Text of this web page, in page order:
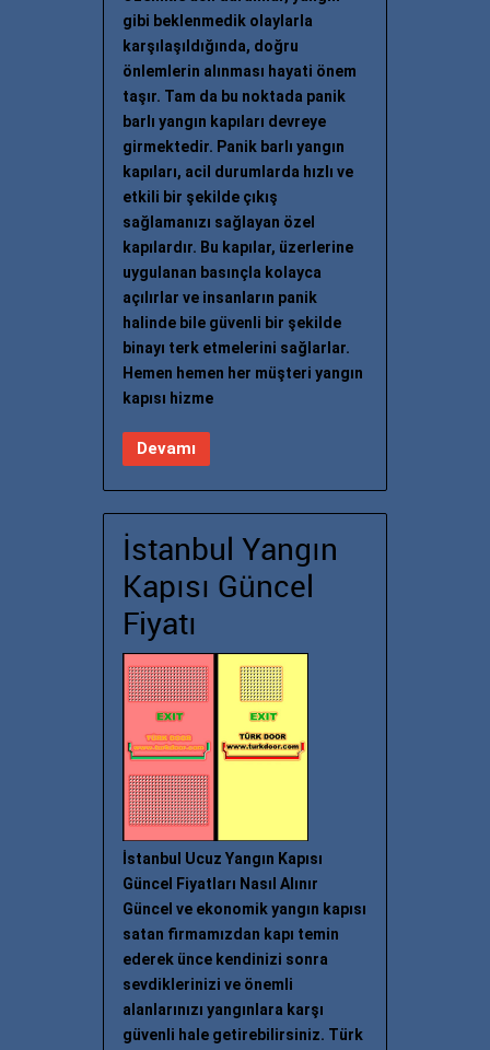
gibi beklenmedik olaylarla
karşılaşıldığında, doğru
önlemlerin alınması hayati önem
taşır. Tam da bu noktada panik
barlı yangın kapıları devreye
girmektedir. Panik barlı yangın
kapıları, acil durumlarda hızlı ve
etkili bir şekilde çıkış
sağlamanızı sağlayan özel
kapılardır. Bu kapılar, üzerlerine
uygulanan basınçla kolayca
açılırlar ve insanların panik
halinde bile güvenli bir şekilde
binayı terk etmelerini sağlarlar.
Hemen hemen her müşteri yangın
kapısı hizme
Devamı
İstanbul Yangın
Kapısı Güncel
Fiyatı
İstanbul Ucuz Yangın Kapısı
Güncel Fiyatları Nasıl Alınır
Güncel ve ekonomik yangın kapısı
satan firmamızdan kapı temin
ederek ünce kendinizi sonra
sevdiklerinizi ve önemli
alanlarınızı yangınlara karşı
güvenli hale getirebilirsiniz. Türk